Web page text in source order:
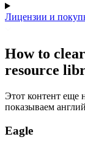
Лицензии и
How to
resource
Этот контент еще
показываем
Eagle